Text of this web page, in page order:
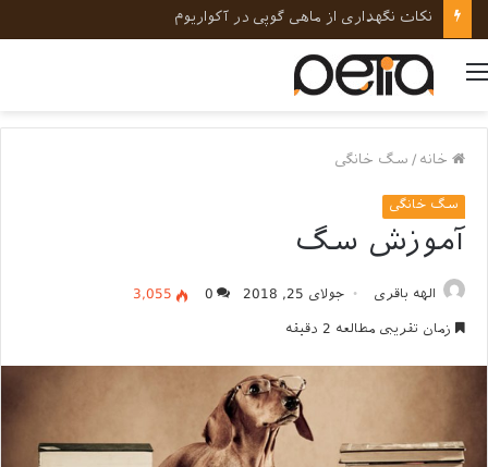
نکات نگهداری از ماهی گوپی در آکواریوم
منو
خانه / سگ خانگی
سگ خانگی
آموزش سگ
الهه باقری جولای 25, 2018 0
3,055
زمان تقریبی مطالعه 2 دقیقه